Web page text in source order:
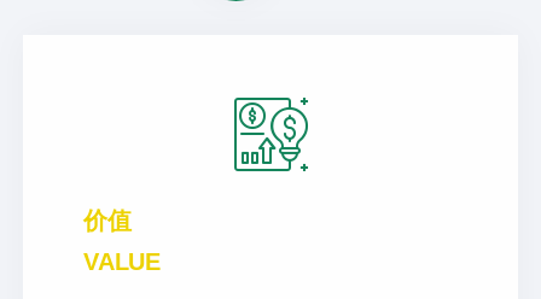
价值
VALUE